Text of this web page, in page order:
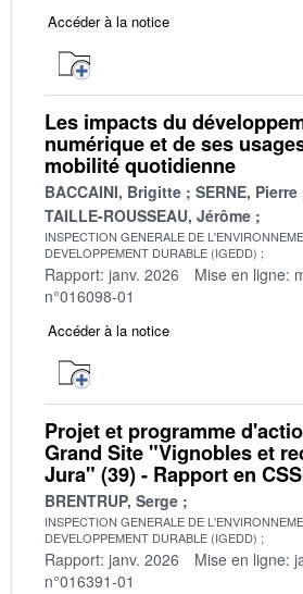
Accéder à la notice
Les impacts du
numérique et de ses
mobilité quotidienne
BACCAINI, Brigitte
SERNE, Pierre
TAILLE-ROUSSEAU, Jérôme
INSPECTION GENERALE DE
DEVELOPPEMENT DURABLE (IGEDD)
Rapport: janv. 2026 Mise en ligne:
n°016098-01
Accéder à la notice
Projet et programme
Grand Site "Vignobles et
Jura" (39) - Rapport en
BRENTRUP, Serge
INSPECTION GENERALE DE
DEVELOPPEMENT DURABLE (IGEDD)
Rapport: janv. 2026 Mise en ligne:
n°016391-01